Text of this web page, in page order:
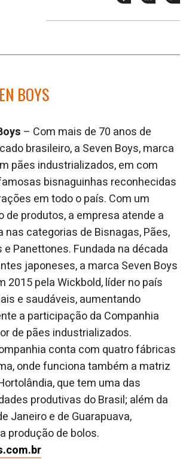
no no
BOYS
– Com mais de 70 anos de
brasileiro, a Seven Boys, marca
pães industrializados, em com
bisnaguinhas reconhecidas
em todo o país. Com um
de produtos, a empresa atende a
categorias de Bisnagas, Pães,
e Panettones. Fundada na década
japoneses, a marca Seven Boys
2015 pela Wickbold, líder no país
e saudáveis, aumentando
a participação da Companhia
de pães industrializados.
conta com quatro fábricas
onde funciona também a matriz
que tem uma das
produtivas do Brasil; além da
Janeiro e de Guarapuava,
produção de bolos.